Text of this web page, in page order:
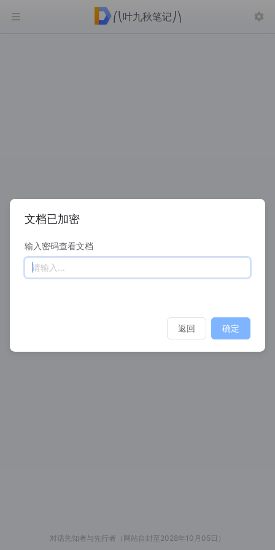
⎛⎝叶九秋笔记⎠⎞
对话先知者与先行者（网站自封至2028年10月05日）
文档已加密
输入密码查看文档
请输入...
返回 确定